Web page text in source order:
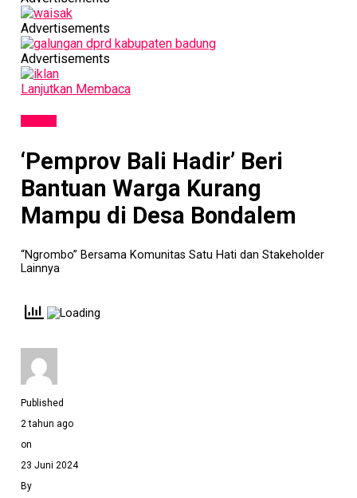
Advertisements
Advertisements
Lanjutkan Membaca
‘Pemprov Bali Hadir’ Beri
Bantuan Warga Kurang
Mampu di Desa Bondalem
‘‘Ngrombo’’ Bersama Komunitas Satu Hati dan Stakeholder
Lainnya
Published
2 tahun ago
on
23 Juni 2024
By